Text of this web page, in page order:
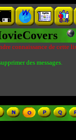
connaissance de cette
des messages.